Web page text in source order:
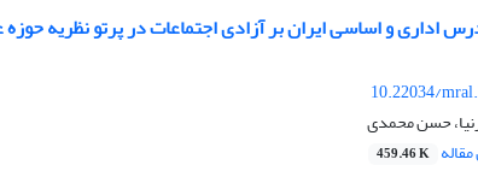
اداری و اساسی ایران بر آزادی اجتماعات در پرتو نظریه
10.22034/
حسن محمدی
459.46 K